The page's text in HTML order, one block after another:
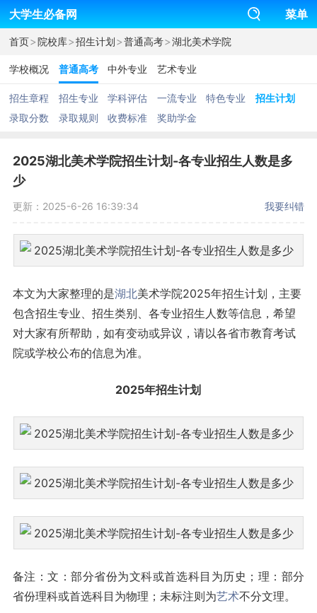
大学生必备网 菜单
首页>院校库>招生计划>普通高考>湖北美术学院
学校概况 普通高考 中外专业 艺术专业
招生章程 招生专业 学科评估 一流专业 特色专业
招生计划
录取分数
录取规则 收费标准 奖助学金
2025湖北美术学院招生计划-各专业招生人数是多
少
更新：2025-6-26 16:39:34 我要纠错
本文为大家整理的是湖北美术学院2025年招生计划，主要
包含招生专业、招生类别、各专业招生人数等信息，希望
对大家有所帮助，如有变动或异议，请以各省市教育考试
院或学校公布的信息为准。
2025年招生计划
备注：文：部分省份为文科或首选科目为历史；理：部分
省份理科或首选科目为物理；未标注则为艺术不分文理。